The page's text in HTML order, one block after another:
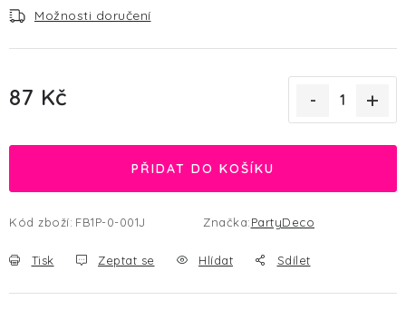
Možnosti doručení
87 Kč
PŘIDAT DO KOŠÍKU
Kód zboží: FB1P-0-001J Značka:PartyDeco
Tisk Zeptat se Hlídat Sdílet